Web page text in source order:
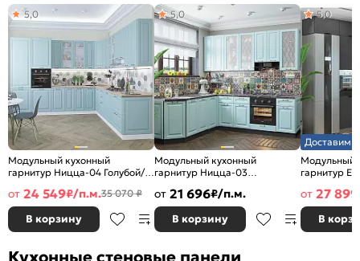
Модульный кухонный
гарнитур Ницца-04 Голубой/
5,0
от 24 549₽/п.м.35 070 ₽
В корзину
Модульный кухонный
гарнитур Ницца-03
2340x1890/2400x600
5,0
от 21 696₽/п.м.
В корзину
Доставим
Модульный
гарнитур
2500x2400/
5,0
от 27 899
В